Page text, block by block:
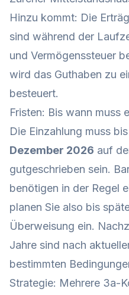
Hinzu kommt: Die
sind während der
und Vermögenssteuer
wird das Guthaben zu
besteuert.
Fristen: Bis wann muss
Die Einzahlung muss
Dezember 2026 auf
gutgeschrieben sein.
benötigen in der Regel
planen Sie also bis
Überweisung ein.
Jahre sind nach
bestimmten
Strategie: Mehrere 3a-